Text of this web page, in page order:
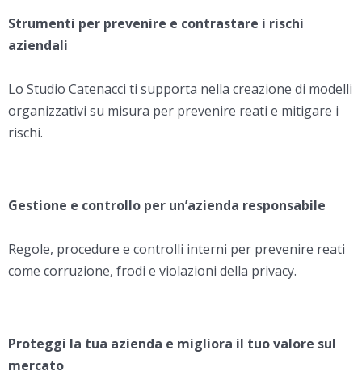
Strumenti per prevenire e contrastare i rischi
aziendali
Lo Studio Catenacci ti supporta nella creazione di modelli
organizzativi su misura per prevenire reati e mitigare i
rischi.
Gestione e controllo per un’azienda responsabile
Regole, procedure e controlli interni per prevenire reati
come corruzione, frodi e violazioni della privacy.
Proteggi la tua azienda e migliora il tuo valore sul
mercato